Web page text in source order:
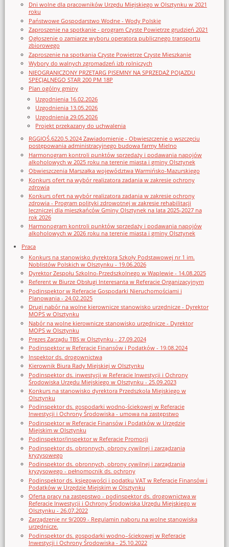
Dni wolne dla pracowników Urzędu Miejskiego w Olsztynku w 2021
roku
Państwowe Gospodarstwo Wodne - Wody Polskie
Zaproszenie na spotkanie - program Czyste Powietrze grudzień 2021
Ogłoszenie o zamiarze wyboru operatora publicznego transportu
zbiorowego
Zaproszenie na spotkania Czyste Powietrze Czyste Mieszkanie
Wybory do walnych zgromadzeń izb rolniczych
NIEOGRANICZONY PRZETARG PISEMNY NA SPRZEDAŻ POJAZDU
SPECJALNEGO STAR 200 PM 18P
Plan ogólny gminy
Uzgodnienia 16.02.2026
Uzgodnienia 13.05.2026
Uzgodnienia 29.05.2026
Projekt przekazany do uchwalenia
RGGIOŚ.6220.5.2024 Zawiadomienie - Obwieszczenie o wszczęciu
postępowania administracyjnego budowa farmy Mielno
Harmonogram kontroli punktów sprzedaży i podawania napojów
alkoholowych w 2025 roku na terenie miasta i gminy Olsztynek
Obwieszczenia Marszałka województwa Warmińsko-Mazurskiego
Konkurs ofert na wybór realizatora zadania w zakresie ochrony
zdrowia
Konkurs ofert na wybór realizatora zadania w zakresie ochrony
zdrowia - Program polityki zdrowotnej w zakresie rehabilitacji
leczniczej dla mieszkańców Gminy Olsztynek na lata 2025-2027 na
rok 2026
Harmonogram kontroli punktów sprzedaży i podawania napojów
alkoholowych w 2026 roku na terenie miasta i gminy Olsztynek
Praca
Konkurs na stanowisko dyrektora Szkoły Podstawowej nr 1 im.
Noblistów Polskich w Olsztynku - 19.06.2026
Dyrektor Zespołu Szkolno-Przedszkolnego w Waplewie - 14.08.2025
Referent w Biurze Obsługi Interesanta w Referacie Organizacyjnym
Podinspektor w Referacie Gospodarki Nieruchomościami i
Planowania - 24.02.2025
Drugi nabór na wolne kierownicze stanowisko urzędnicze - Dyrektor
MOPS w Olsztynku
Nabór na wolne kierownicze stanowisko urzędnicze - Dyrektor
MOPS w Olsztynku
Prezes Zarządu TBS w Olsztynku - 27.09.2024
Podinspektor w Referacie Finansów i Podatków - 19.08.2024
Inspektor ds. drogownictwa
Kierownik Biura Rady Miejskiej w Olsztynku
Podinspektor ds. inwestycji w Referacie Inwestycji i Ochrony
Środowiska Urzędu Miejskiego w Olsztynku - 25.09.2023
Konkurs na stanowisko dyrektora Przedszkola Miejskiego w
Olsztynku
Podinspektor ds. gospodarki wodno-ściekowej w Referacie
Inwestycji i Ochrony Środowiska - umowa na zastępstwo
Podinspektor w Referacie Finansów i Podatków w Urzędzie
Miejskim w Olsztynku
Podinspektor/inspektor w Referacie Promocji
Podinspektor ds. obronnych, obrony cywilnej i zarządzania
kryzysowego
Podinspektor ds. obronnych, obrony cywilnej i zarządzania
kryzysowego - pełnomocnik ds. ochrony
Podinspektor ds. księgowości i podatku VAT w Referacie Finansów i
Podatków w Urzędzie Miejskim w Olsztynku
Oferta pracy na zastępstwo - podinspektor ds. drogownictwa w
Referacie Inwestycji i Ochrony Środowiska Urzędu Miejskiego w
Olsztynku - 26.07.2022
Zarządzenie nr 9/2009 - Regulamin naboru na wolne stanowiska
urzędnicze.
Podinspektor ds. gospodarki wodno–ściekowej w Referacie
Inwestycji i Ochrony Środowiska - 25.10.2022